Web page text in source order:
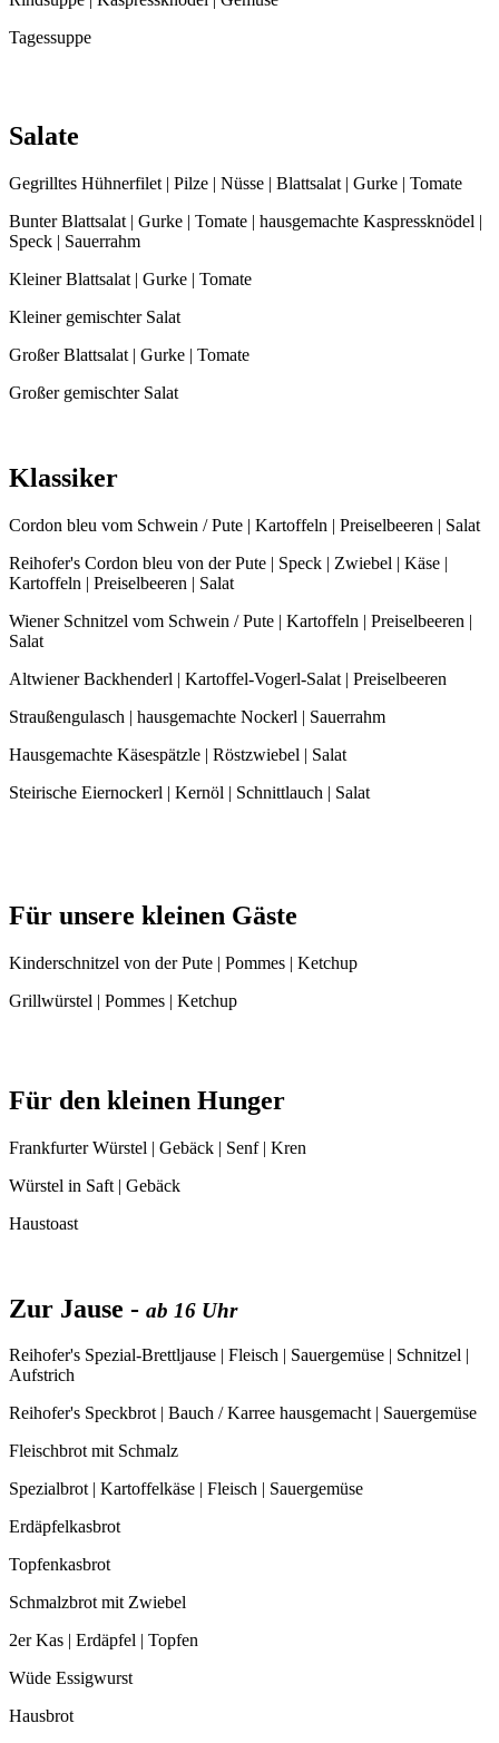
Tagessuppe
Salate
Gegrilltes Hühnerfilet | Pilze | Nüsse | Blattsalat | Gurke | Tomate
Bunter Blattsalat | Gurke | Tomate | hausgemachte Kaspressknödel |
Speck | Sauerrahm
Kleiner Blattsalat | Gurke | Tomate
Kleiner gemischter Salat
Großer Blattsalat | Gurke | Tomate
Großer gemischter Salat
Klassiker
Cordon bleu vom Schwein / Pute | Kartoffeln | Preiselbeeren | Salat
Reihofer's Cordon bleu von der Pute | Speck | Zwiebel | Käse |
Kartoffeln | Preiselbeeren | Salat
Wiener Schnitzel vom Schwein / Pute | Kartoffeln | Preiselbeeren |
Salat
Altwiener Backhenderl | Kartoffel-Vogerl-Salat | Preiselbeeren
Straußengulasch | hausgemachte Nockerl | Sauerrahm
Hausgemachte Käsespätzle | Röstzwiebel | Salat
Steirische Eiernockerl | Kernöl | Schnittlauch | Salat
Für unsere kleinen Gäste
Kinderschnitzel von der Pute | Pommes | Ketchup
Grillwürstel | Pommes | Ketchup
Für den kleinen Hunger
Frankfurter Würstel | Gebäck | Senf | Kren
Würstel in Saft | Gebäck
Haustoast
Zur Jause - ab 16 Uhr
Reihofer's Spezial-Brettljause | Fleisch | Sauergemüse | Schnitzel |
Aufstrich
Reihofer's Speckbrot | Bauch / Karree hausgemacht | Sauergemüse
Fleischbrot mit Schmalz
Spezialbrot | Kartoffelkäse | Fleisch | Sauergemüse
Erdäpfelkasbrot
Topfenkasbrot
Schmalzbrot mit Zwiebel
2er Kas | Erdäpfel | Topfen
Wüde Essigwurst
Hausbrot